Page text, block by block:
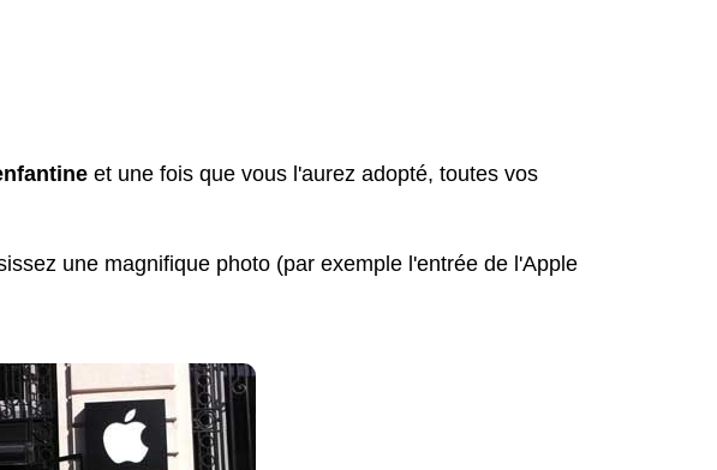
et une fois que vous l'aurez adopté, toutes vos
une magnifique photo (par exemple l'entrée de l'Apple